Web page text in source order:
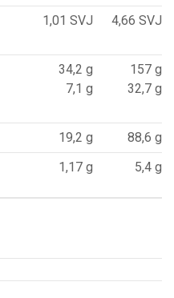
1,01 SVJ 4,66 SVJ
34,2 g
7,1 g
157 g
32,7 g
19,2 g
88,6 g
1,17 g 5,4 g